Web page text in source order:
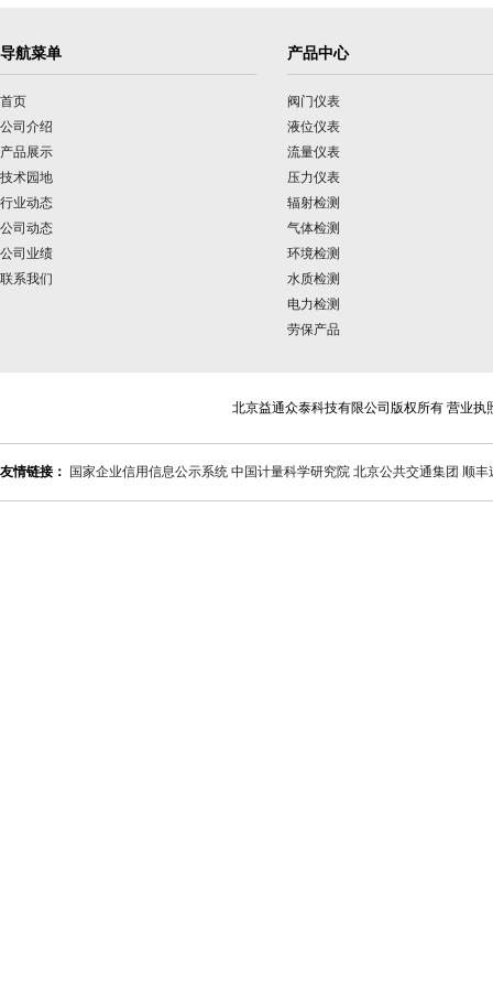
导航菜单
首页
公司介绍
产品展示
技术园地
行业动态
公司动态
公司业绩
联系我们
产品中心
阀门仪表
液位仪表
流量仪表
压力仪表
辐射检测
气体检测
环境检测
水质检测
电力检测
劳保产品
北京益通众泰科技有限公司版权所有 营业执
友情链接： 国家企业信用信息公示系统 中国计量科学研究院 北京公共交通集团 顺丰